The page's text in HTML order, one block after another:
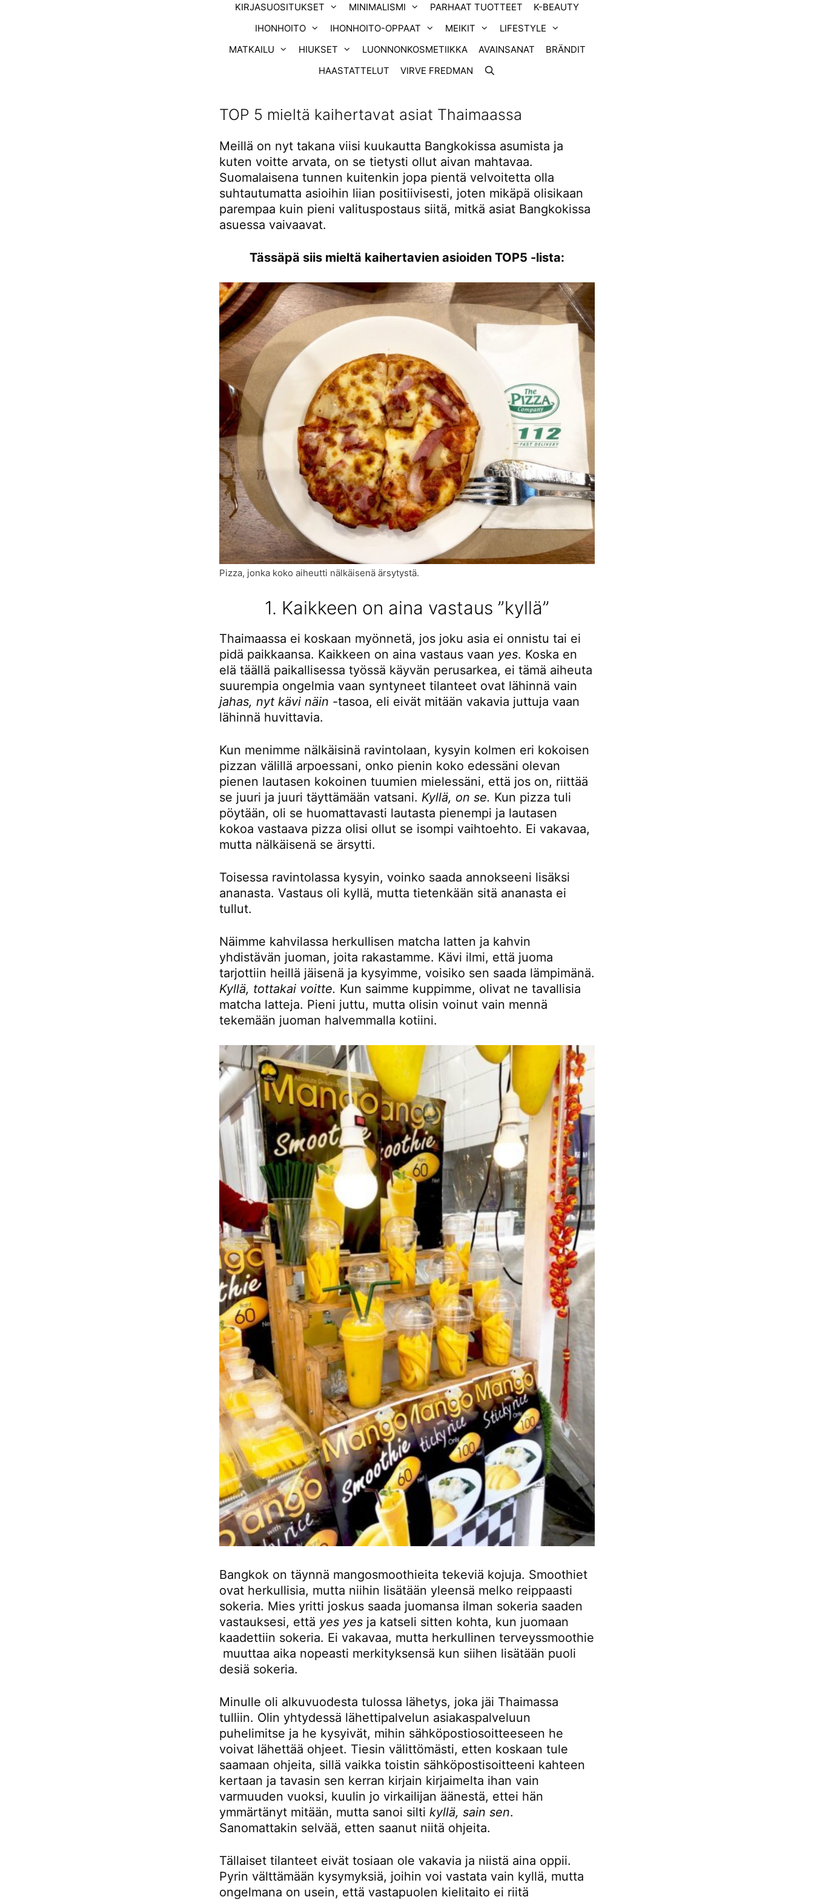
KIRJASUOSITUKSET MINIMALISMI PARHAAT TUOTTEET
K-BEAUTY
IHONHOITO
IHONHOITO-OPPAAT MEIKIT
LIFESTYLE
MATKAILU
HIUKSET LUONNONKOSMETIIKKA AVAINSANAT
BRÄNDIT
HAASTATTELUT
VIRVE FREDMAN
TOP 5 mieltä kaihertavat asiat Thaimaassa
Meillä on nyt takana viisi kuukautta Bangkokissa asumista ja
kuten voitte arvata, on se tietysti ollut aivan mahtavaa.
Suomalaisena tunnen kuitenkin jopa pientä velvoitetta olla
suhtautumatta asioihin liian positiivisesti, joten mikäpä olisikaan
parempaa kuin pieni valituspostaus siitä, mitkä asiat Bangkokissa
asuessa vaivaavat.
Tässäpä siis mieltä kaihertavien asioiden TOP5 -lista:
Pizza, jonka koko aiheutti nälkäisenä ärsytystä.
1. Kaikkeen on aina vastaus ”kyllä”
Thaimaassa ei koskaan myönnetä, jos joku asia ei onnistu tai ei
pidä paikkaansa. Kaikkeen on aina vastaus vaan yes. Koska en
elä täällä paikallisessa työssä käyvän perusarkea, ei tämä aiheuta
suurempia ongelmia vaan syntyneet tilanteet ovat lähinnä vain
jahas, nyt kävi näin -tasoa, eli eivät mitään vakavia juttuja vaan
lähinnä huvittavia.
Kun menimme nälkäisinä ravintolaan, kysyin kolmen eri kokoisen
pizzan välillä arpoessani, onko pienin koko edessäni olevan
pienen lautasen kokoinen tuumien mielessäni, että jos on, riittää
se juuri ja juuri täyttämään vatsani. Kyllä, on se. Kun pizza tuli
pöytään, oli se huomattavasti lautasta pienempi ja lautasen
kokoa vastaava pizza olisi ollut se isompi vaihtoehto. Ei vakavaa,
mutta nälkäisenä se ärsytti.
Toisessa ravintolassa kysyin, voinko saada annokseeni lisäksi
ananasta. Vastaus oli kyllä, mutta tietenkään sitä ananasta ei
tullut.
Näimme kahvilassa herkullisen matcha latten ja kahvin
yhdistävän juoman, joita rakastamme. Kävi ilmi, että juoma
tarjottiin heillä jäisenä ja kysyimme, voisiko sen saada lämpimänä.
Kyllä, tottakai voitte. Kun saimme kuppimme, olivat ne tavallisia
matcha latteja. Pieni juttu, mutta olisin voinut vain mennä
tekemään juoman halvemmalla kotiini.
Bangkok on täynnä mangosmoothieita tekeviä kojuja. Smoothiet
ovat herkullisia, mutta niihin lisätään yleensä melko reippaasti
sokeria. Mies yritti joskus saada juomansa ilman sokeria saaden
vastauksesi, että yes yes ja katseli sitten kohta, kun juomaan
kaadettiin sokeria. Ei vakavaa, mutta herkullinen terveyssmoothie
muuttaa aika nopeasti merkityksensä kun siihen lisätään puoli
desiä sokeria.
Minulle oli alkuvuodesta tulossa lähetys, joka jäi Thaimassa
tulliin. Olin yhtydessä lähettipalvelun asiakaspalveluun
puhelimitse ja he kysyivät, mihin sähköpostiosoitteeseen he
voivat lähettää ohjeet. Tiesin välittömästi, etten koskaan tule
saamaan ohjeita, sillä vaikka toistin sähköpostisoitteeni kahteen
kertaan ja tavasin sen kerran kirjain kirjaimelta ihan vain
varmuuden vuoksi, kuulin jo virkailijan äänestä, ettei hän
ymmärtänyt mitään, mutta sanoi silti kyllä, sain sen.
Sanomattakin selvää, etten saanut niitä ohjeita.
Tällaiset tilanteet eivät tosiaan ole vakavia ja niistä aina oppii.
Pyrin välttämään kysymyksiä, joihin voi vastata vain kyllä, mutta
ongelmana on usein, että vastapuolen kielitaito ei riitä